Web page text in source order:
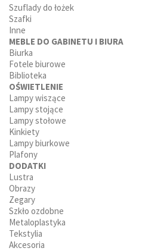
Szuflady do łożek
Szafki
Inne
MEBLE DO GABINETU I BIURA
Biurka
Fotele biurowe
Biblioteka
OŚWIETLENIE
Lampy wiszące
Lampy stojące
Lampy stołowe
Kinkiety
Lampy biurkowe
Plafony
DODATKI
Lustra
Obrazy
Zegary
Szkło ozdobne
Metaloplastyka
Tekstylia
Akcesoria